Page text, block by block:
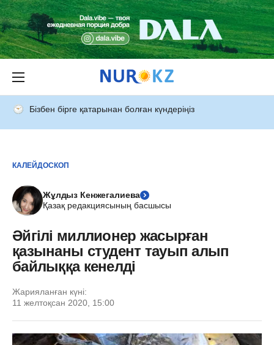
Бізбен бірге қатарынан болған күндеріңіз
КАЛЕЙДОСКОП
Жұлдыз Кенжегалиева
Қазақ редакциясының басшысы
Әйгілі миллионер жасырған
қазынаны студент тауып алып
байлыққа кенелді
Жарияланған күні:
11 желтоқсан 2020, 15:00